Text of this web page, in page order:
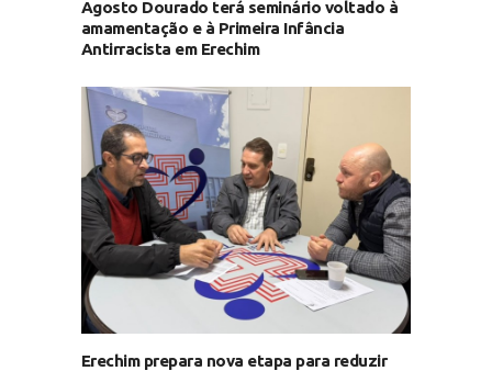
Agosto Dourado terá seminário voltado à
amamentação e à Primeira Infância
Antirracista em Erechim
Erechim prepara nova etapa para reduzir